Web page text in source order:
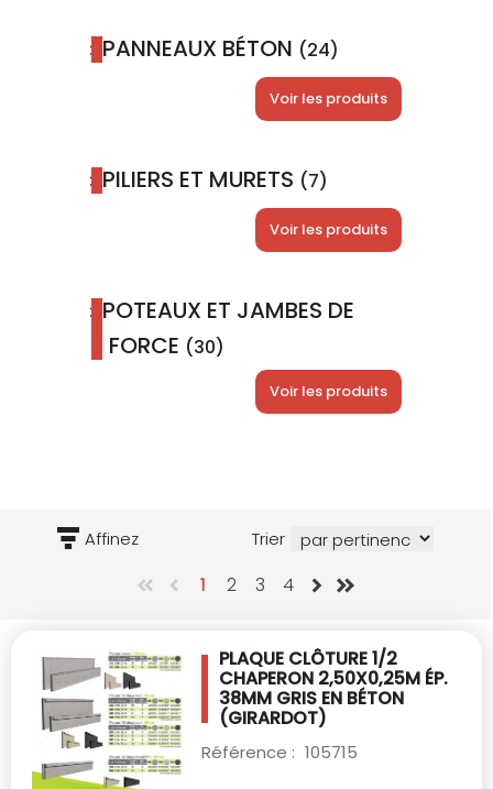
PANNEAUX BÉTON (24)
Voir les produits
PILIERS ET MURETS (7)
Voir les produits
POTEAUX ET JAMBES DE
FORCE (30)
Voir les produits
Affinez Trier
1 2 3 4
PLAQUE CLÔTURE 1/2
CHAPERON 2,50X0,25M ÉP.
38MM GRIS EN BÉTON
(GIRARDOT)
Référence : 105715